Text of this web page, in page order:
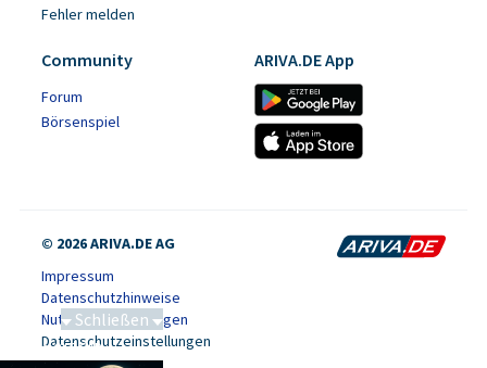
Fehler melden
Community
Forum
Börsenspiel
ARIVA.DE App
© 2026 ARIVA.DE AG
Impressum
Datenschutzhinweise
Nutzungsbedingungen
Datenschutzeinstellungen
Schließen
Saga bei 0,53 CAD